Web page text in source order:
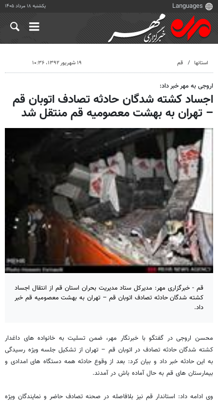
یکشنبه ۱۸ مرداد ۱۴۰۵
استانها قم ۱۹ شهریور ۱۳۹۲، ۱۰:۳۶
اروجی به مهر خبر داد:
اجساد کشته شدگان حادثه تصادف اتوبان قم
– تهران به بهشت معصومیه قم منتقل شد
قم - خبرگزاری مهر: مديركل ستاد مديريت بحران استان قم از انتقال اجساد
کشته شدگان حادثه تصادف اتوبان قم – تهران به بهشت معصومیه قم خبر
داد.
محسن اروجی در گفتگو با خبرنگار مهر، ضمن تسلیت به خانواده های داغدار
کشته شدگان حادثه تصادف در اتوبان قم – تهران از تشکیل جلسه ویژه رسیدگی
به این حادثه خبر داد و بیان کرد: بعد از وقوع حادثه همه دستگاه های امدادی و
بیمارستان های قم به حال آماده باش در آمدند.
وی ادامه داد: استاندار قم نیز بلافاصله در صحنه تصادف حاضر و نمایندگان ویژه